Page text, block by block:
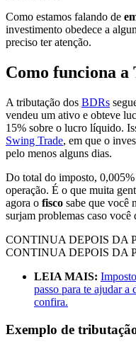
Como estamos falando de
investimento obedece a
preciso ter atenção.
Como funciona a
A tributação dos BDRs
vendeu um ativo e obteve
15% sobre o lucro líquido.
Swing Trade, em que o
pelo menos alguns dias.
Do total do imposto,
operação. É o que muita
agora o fisco sabe que você
surjam problemas caso
CONTINUA DEPOIS DA
CONTINUA DEPOIS DA
LEIA MAIS:
passo para te ajudar
confira.
Exemplo de